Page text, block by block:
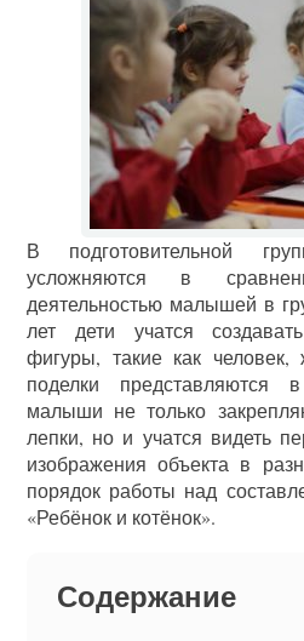
В подготовительной
усложняются в
деятельностью малышей в
лет дети учатся
фигуры, такие как человек,
поделки
малыши не только
лепки, но и учатся видеть
изображения объекта в
порядок работы над
«Ребёнок и котёнок».
Содержание